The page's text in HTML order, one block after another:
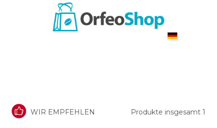
WIR EMPFEHLEN Produkte insgesamt 1